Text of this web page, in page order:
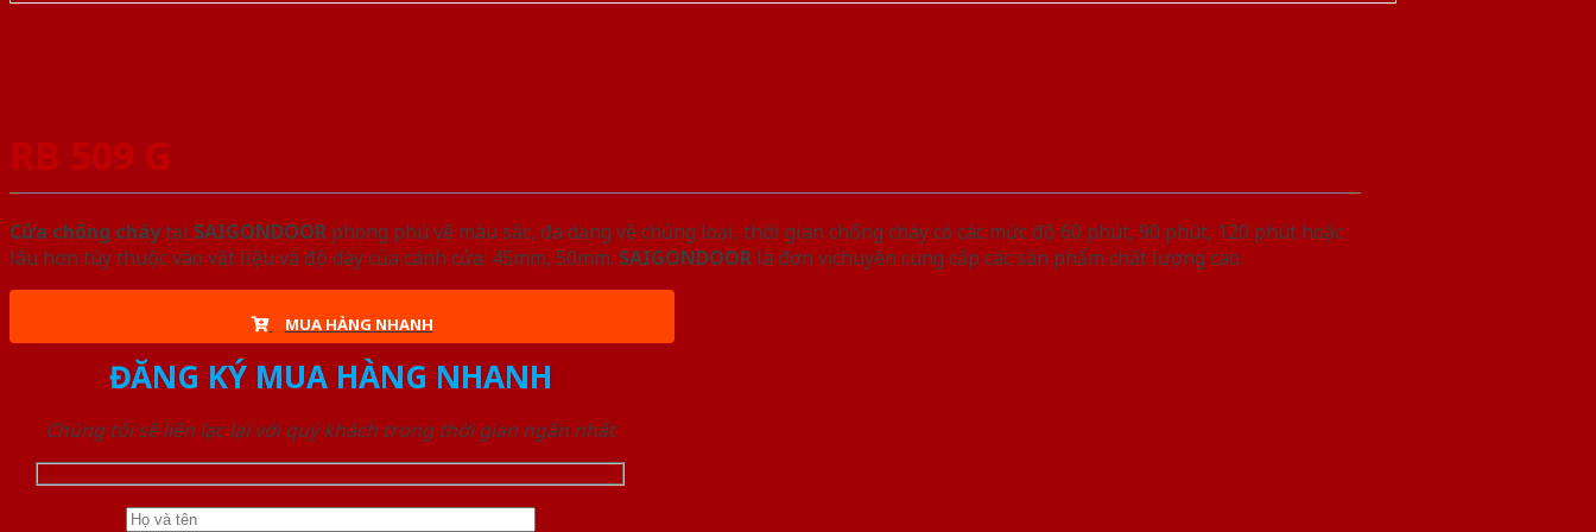
RB 509 G
Cửa chống cháytại SAIGONDOOR phong phú về màu sắc, đa dạng về chủng loại, thời gian chống cháy có các mức độ 60 phút, 90 phút, 120 phút hoặc
lâu hơn tùy thuộc vào vật liệu và độ dày của cánh cửa: 45mm, 50mm. SAIGONDOOR là đơn vị chuyên cung cấp các sản phẩm chất lượng cao.
MUA HÀNG NHANH
ĐĂNG KÝ MUA HÀNG NHANH
Chúng tôi sẽ liên lạc lại với quý khách trong thời gian ngắn nhất